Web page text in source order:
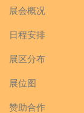
展会概况
日程安排
展区分布
展位图
赞助合作